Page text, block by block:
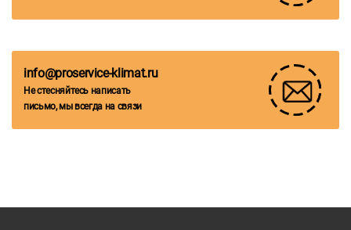
info@proservice-klimat.ru
Не стесняйтесь написать
письмо, мы всегда на связи